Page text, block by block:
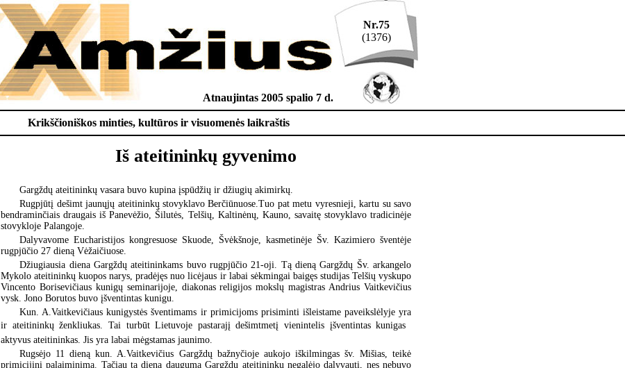
Atnaujintas 2005 spalio 7 d.
Nr.75
(1376)
Krikščioniškos minties, kultūros ir visuomenės laikraštis
Iš ateitininkų gyvenimo
Gargždų ateitininkų vasara buvo kupina įspūdžių ir džiugių akimirkų.
Rugpjūtį dešimt jaunųjų ateitininkų stovyklavo Berčiūnuose.Tuo pat metu vyresnieji, kartu su savo
bendraminčiais draugais iš Panevėžio, Šilutės, Telšių, Kaltinėnų, Kauno, savaitę stovyklavo tradicinėje
stovykloje Palangoje.
Dalyvavome Eucharistijos kongresuose Skuode, Švėkšnoje, kasmetinėje Šv. Kazimiero šventėje
rugpjūčio 27 dieną Vėžaičiuose.
Džiugiausia diena Gargždų ateitininkams buvo rugpjūčio 21-oji. Tą dieną Gargždų Šv. arkangelo
Mykolo ateitininkų kuopos narys, pradėjęs nuo licėjaus ir labai sėkmingai baigęs studijas Telšių vyskupo
Vincento Borisevičiaus kunigų seminarijoje, diakonas religijos mokslų magistras Andrius Vaitkevičius
vysk. Jono Borutos buvo įšventintas kunigu.
Kun. A.Vaitkevičiaus kunigystės šventimams ir primicijoms prisiminti išleistame paveikslėlyje yra
ir ateitininkų ženkliukas. Tai turbūt Lietuvoje pastarajį dešimtmetį vienintelis įšventintas kunigas 
aktyvus ateitininkas. Jis yra labai mėgstamas jaunimo.
Rugsėjo 11 dieną kun. A.Vaitkevičius Gargždų bažnyčioje aukojo iškilmingas šv. Mišias, teikė
primicijinį palaiminimą. Tačiau tą dieną dauguma Gargždų ateitininkų negalėjo dalyvauti, nes nebuvo